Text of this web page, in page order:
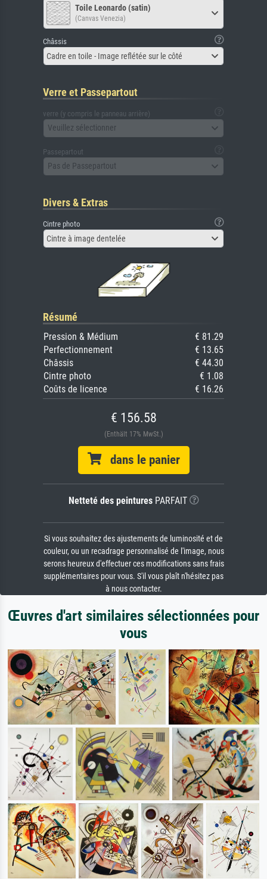
Toile Leonardo (satin)
(Canvas Venezia)
Châssis
Cadre en toile - Image reflétée sur le côté
Verre et Passepartout
verre (y compris le panneau arrière)
Veuillez sélectionner
Passepartout
Pas de Passepartout
Divers & Extras
Cintre photo
Cintre à image dentelée
Résumé
Pression & Médium
€ 81.29
Perfectionnement
€ 13.65
Châssis
€ 44.30
Cintre photo
€ 1.08
Coûts de licence
€ 16.26
€ 156.58
(Enthält 17% MwSt.)
dans le panier
Netteté des peinturesPARFAIT
Si vous souhaitez des ajustements de luminosité et de
couleur, ou un recadrage personnalisé de l'image, nous
serons heureux d'effectuer ces modifications sans frais
supplémentaires pour vous. S'il vous plaît n'hésitez pas
à nous contacter.
Œuvres d'art similaires sélectionnées pour
vous